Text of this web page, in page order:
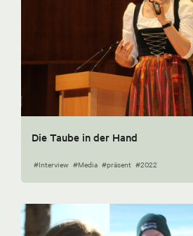
Die Taube in der Hand
#Interview #Media #präsent #2022